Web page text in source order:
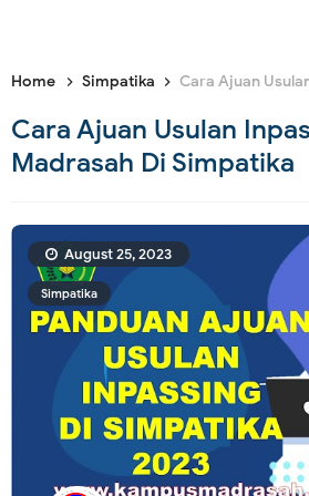
Home Simpatika Cara Ajuan Usulan
Cara Ajuan Usulan
Madrasah Di Simpatika
Simpatika
August 25, 2023